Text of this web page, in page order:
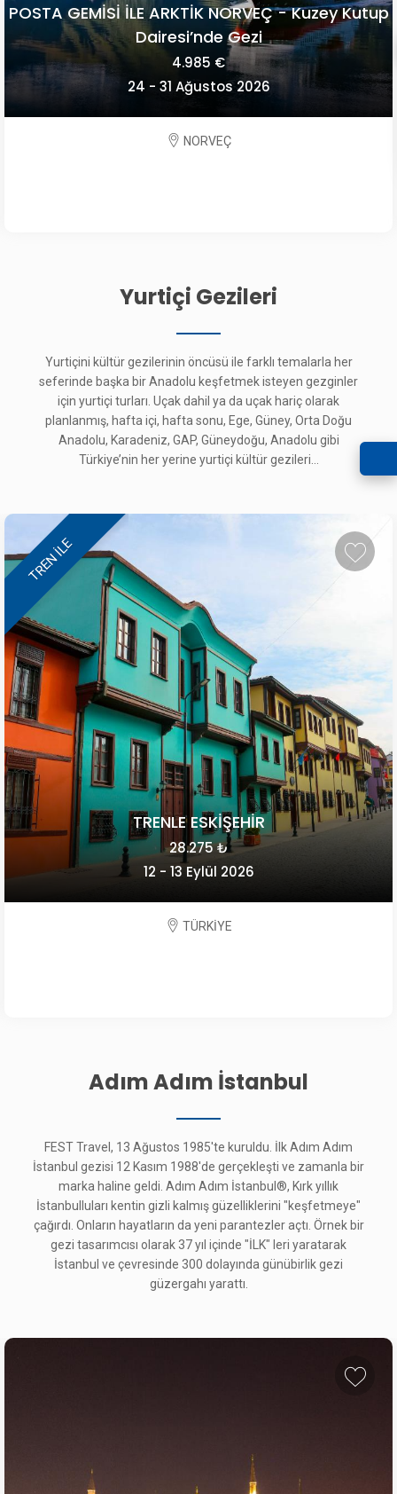
POSTA GEMİSİ İLE ARKTİK NORVEÇ - Kuzey Kutup
Dairesi’nde Gezi
4.985 €
24 - 31 Ağustos 2026
NORVEÇ
Yurtiçi Gezileri
Yurtiçini kültür gezilerinin öncüsü ile farklı temalarla her
seferinde başka bir Anadolu keşfetmek isteyen gezginler
için yurtiçi turları. Uçak dahil ya da uçak hariç olarak
planlanmış, hafta içi, hafta sonu, Ege, Güney, Orta Doğu
Anadolu, Karadeniz, GAP, Güneydoğu, Anadolu gibi
Türkiye’nin her yerine yurtiçi kültür gezileri...
TREN ILE
TRENLE ESKİŞEHİR
28.275 ₺
12 - 13 Eylül 2026
TÜRKİYE
Adım Adım İstanbul
FEST Travel, 13 Ağustos 1985'te kuruldu. İlk Adım Adım
İstanbul gezisi 12 Kasım 1988'de gerçekleşti ve zamanla bir
marka haline geldi. Adım Adım İstanbul®, Kırk yıllık
İstanbulluları kentin gizli kalmış güzelliklerini "keşfetmeye"
çağırdı. Onların hayatların da yeni parantezler açtı. Örnek bir
gezi tasarımcısı olarak 37 yıl içinde "İLK" leri yaratarak
İstanbul ve çevresinde 300 dolayında günübirlik gezi
güzergahı yarattı.